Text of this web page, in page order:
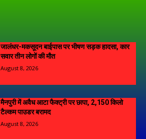
जालंधर-मकसूदन बाईपास पर भीषण सड़क हादसा, कार
सवार तीन लोगों की मौत
August 8, 2026
मैनपुरी में अवैध आटा फैक्ट्री पर छापा, 2,150 किलो
टैल्कम पाउडर बरामद
August 8, 2026